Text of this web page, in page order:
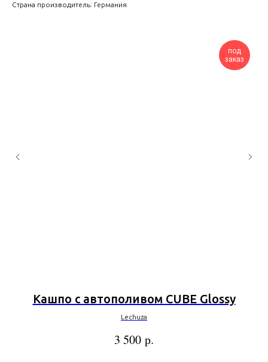
Страна производитель: Германия
под
заказ
Кашпо с автополивом CUBE Glossy
Lechuza
3 500 р.